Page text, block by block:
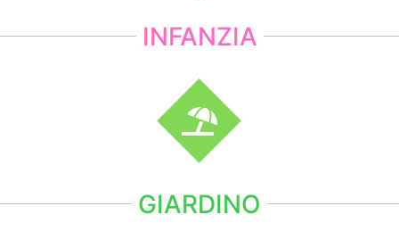
INFANZIA
GIARDINO